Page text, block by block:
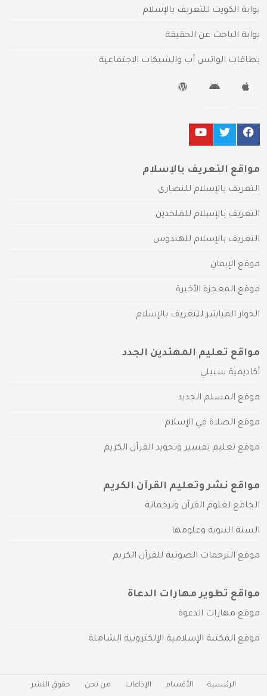
بوابة الكويت للتعريف بالإسلام
بوابة الباحث عن الحقيقة
بطاقات الواتس آب والشبكات الاجتماعية
مواقع التعريف بالإسلام
التعريف بالإسلام للنصارى
التعريف بالإسلام للملحدين
التعريف بالإسلام للهندوس
موقع الإيمان
موقع المعجزة الأخيرة
الحوار المباشر للتعريف بالإسلام
مواقع تعليم المهتدين الجدد
أكاديمية سبيلي
موقع المسلم الجديد
موقع الصلاة في الإسلام
موقع تعليم تفسير وتجويد القرآن الكريم
مواقع نشر وتعليم القرآن الكريم
الجامع لعلوم القرآن وترجماته
السنة النبوية وعلومها
موقع الترجمات الصوتية للقرآن الكريم
مواقع تطوير مهارات الدعاة
موقع مهارات الدعوة
موقع المكتبة الإسلامية الإلكترونية الشاملة
الرئيسية الأقسام الإذاعات من نحن حقوق النشر